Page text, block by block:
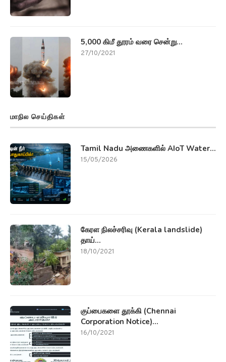
5,000 கிமீ தூரம் வரை சென்று...
27/10/2021
மாநில செய்திகள்
Tamil Nadu அணைகளில் AIoT Water...
15/05/2026
கேரள நிலச்சரிவு (Kerala landslide)
தாய்...
18/10/2021
குப்பைகளை தூக்கி (Chennai
Corporation Notice)...
16/10/2021